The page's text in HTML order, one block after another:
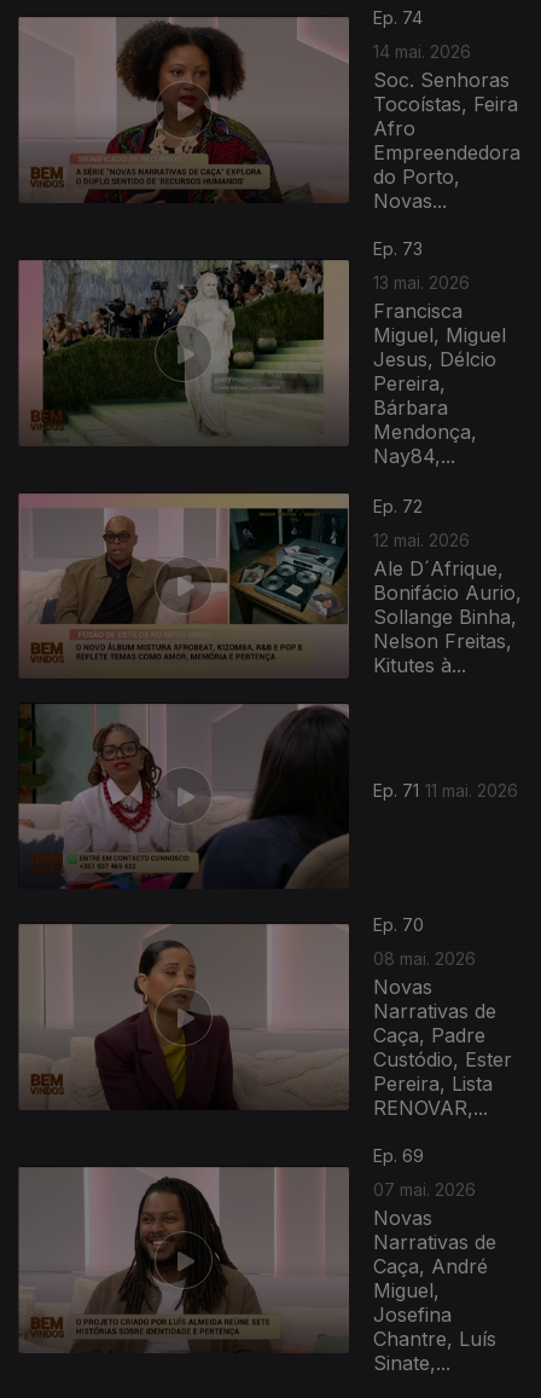
Ep. 74
14 mai. 2026
Soc. Senhoras
Tocoístas, Feira
Afro
Empreendedora
do Porto,
Novas...
Ep. 73
13 mai. 2026
Francisca
Miguel, Miguel
Jesus, Délcio
Pereira,
Bárbara
Mendonça,
Nay84,...
Ep. 72
12 mai. 2026
Ale D´Afrique,
Bonifácio Aurio,
Sollange Binha,
Nelson Freitas,
Kitutes à...
Ep. 71 11 mai. 2026
Ep. 70
08 mai. 2026
Novas
Narrativas de
Caça, Padre
Custódio, Ester
Pereira, Lista
RENOVAR,...
927678
Ep. 69
07 mai. 2026
Novas
Narrativas de
Caça, André
Miguel,
Josefina
Chantre, Luís
Sinate,...